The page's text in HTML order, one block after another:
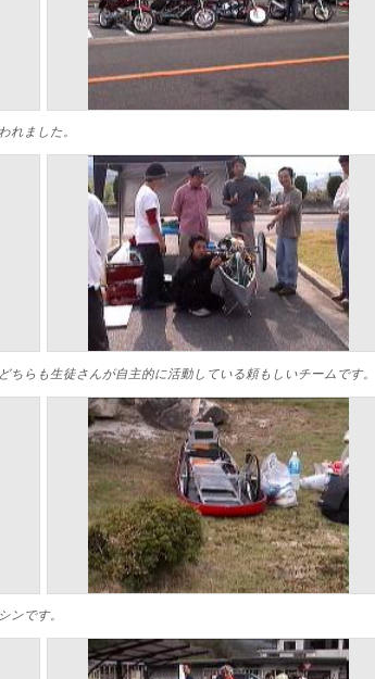
れました。
らも生徒さんが自主的に活動している頼もしいチームです。
です。